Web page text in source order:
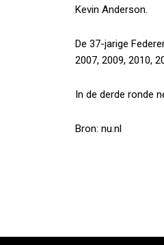
Kevin Anderson.
De 37-jarige
2007, 2009, 2010,
In de derde ronde
Bron: nu.nl